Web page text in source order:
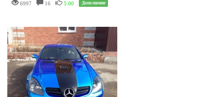
6997
16 5.00 Дополнение